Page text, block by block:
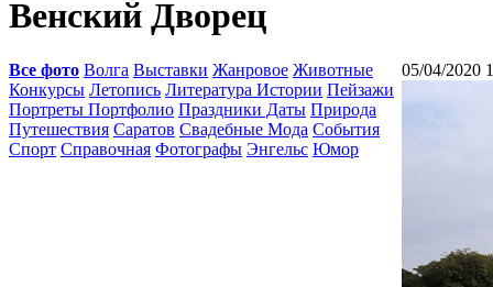
Венский Дворец
Все фото Волга Выставки Жанровое Животные
Конкурсы Летопись Литература Истории Пейзажи
Портреты Портфолио Праздники Даты Природа
Путешествия Саратов Свадебные Мода События
Спорт Справочная Фотографы Энгельс Юмор
05/04/2020